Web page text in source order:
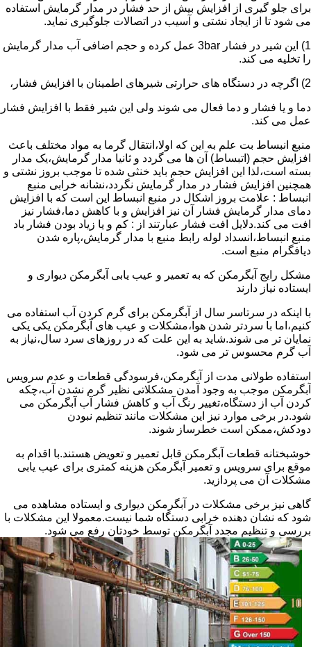
برای جلو گیری از افزایش بیش از حد فشار در مدار گرمایش استفاده
می شود تا از ایجاد نشتی و آسیب در اتصالات جلوگیری نماید.
1) این شیر در فشار 3bar عمل کرده و حجم اضافی آب مدار گرمایش
را تخلیه می کند.
2) اگرچه در دستگاه های حرارتی شیرهای اطمینان با افزایش فشار،
دما و یا فشار و دما فعال می شوند ولی این شیر فقط با افزایش فشار
عمل می کند.
منبع انبساط بت علم به این که اولا،انتقال گرما به مواد مختلف باعث
افزایش حجم (اتبساط) آن ها می گردد و ثانیا مدار گرمایش،یک مدار
بسته است،لذا این افزایش حجم باید خنثی شده تا موجب بروز نشتی و
همچنین افزایش فشار در مدار گرمایش نگردد،نشانه خرابی منبع
انبساط : علامت بروز اشکال در منبع انبساط این است که با افزایش
دمای مدار گرمایش فشار آن نیز افزایش و با کاهش دما،فشار نیز
افت می کند.دلایل افت فشار عبارتند از : کم و یا زیاد بودن فشار باد
منبع انبساط،انسداد لوله رابط منبع با مدار گرمایش،پاره شدن
دیافگرام منبع است.
مشکل رایج آبگرمکن که به تعمیر و عیب یابی آبگرمکن دیواری و
ایستاده نیاز دارند
با اینکه در سرتاسر سال از آبگرمکن برای گرم کردن آب استفاده می
کنیم،اما با سردتر شدن هوا،مشکلات و عیب های آبگرمکن یکی یکی
نمایان تر می شوند.شاید به این علت که در روزهای سرد سال،نیاز به
آب گرم محسوس تر می شود.
استفاده طولانی مدت از آبگرمکن،فرسودگی قطعات و عدم سرویس
آبگرمکن موجب به وجود آمدن مشکلاتی نظیر گرم نشدن آب،چکه
کردن آب از دستگاه،تغییر رنگ آب و کاهش فشار آب آبگرمکن می
شود.در برخی موارد نیز این مشکلات مانند تنظیم نبودن
دودکش،ممکن است خطرساز شوند.
خوشبختانه قطعات آبگرمکن قابل تعمیر و تعویض هستند.با اقدام به
موقع برای سرویس و تعمیر آبگرمکن هزینه کمتری برای عیب یابی
مشکلات آن می پردازید.
گاهی نیز برخی مشکلات در آبگرمکن دیواری و ایستاده مشاهده می
شود که نشان دهنده خرابی دستگاه شما نیست.معمولا این مشکلات با
بررسی و تنظیم مجدد آبگرمکن توسط خودتان رفع می شود.